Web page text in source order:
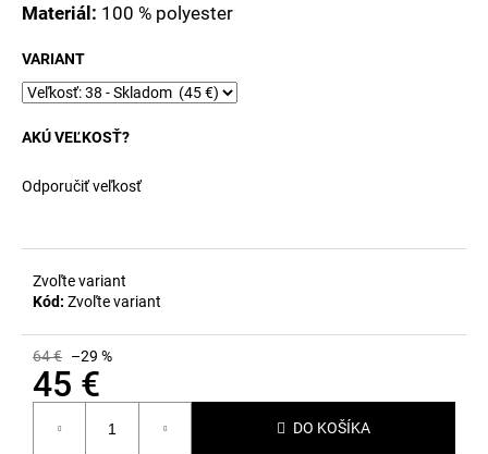
Materiál: 100 % polyester
VARIANT
AKÚ VEĽKOSŤ?
Odporučiť veľkosť
Zvoľte variant
Kód: Zvoľte variant
64 € –29 %
45 €
cena:
DO KOŠÍKA